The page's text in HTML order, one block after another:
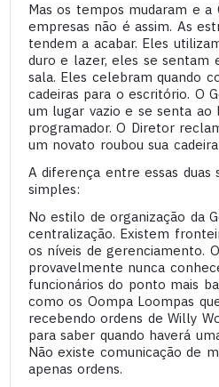
Mas os tempos mudaram e a
empresas não é assim. As
tendem a acabar. Eles
duro e lazer, eles se sentam
sala. Eles celebram quando
cadeiras para o escritório. O
um lugar vazio e se senta ao
programador. O Diretor
um novato roubou sua
A diferença entre essas duas
simples:
No estilo de organização da
centralização. Existem
os níveis de gerenciamento.
provavelmente nunca
funcionários do ponto mais
como os Oompa Loompas
recebendo ordens de Willy
para saber quando haverá
Não existe comunicação de
apenas ordens.